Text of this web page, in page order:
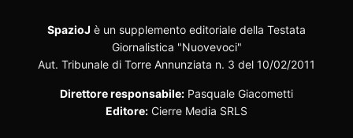
SpazioJ è un supplemento editoriale della Testata
Giornalistica "Nuovevoci"
Aut. Tribunale di Torre Annunziata n. 3 del 10/02/2011
Direttore responsabile: Pasquale Giacometti
Editore: Cierre Media SRLS